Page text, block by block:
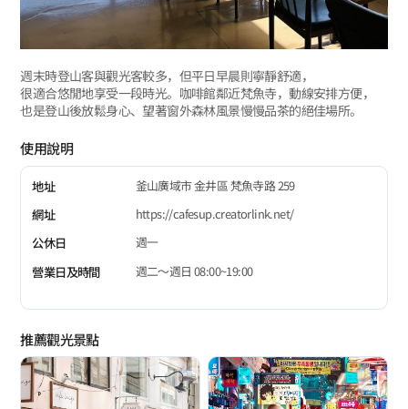
週末時登山客與觀光客較多，但平日早晨則寧靜舒適，
很適合悠閒地享受一段時光。咖啡館鄰近梵魚寺，動線安排方便，
也是登山後放鬆身心、望著窗外森林風景慢慢品茶的絕佳場所。
使用說明
地址
釜山廣域市 金井區 梵魚寺路 259
網址
https://cafesup.creatorlink.net/
公休日
週一
營業日及時間
週二～週日 08:00~19:00
推薦觀光景點